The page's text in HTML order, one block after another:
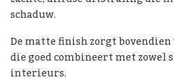
schaduw.
De matte finish zorgt
die goed combineert met zowel
interieurs.